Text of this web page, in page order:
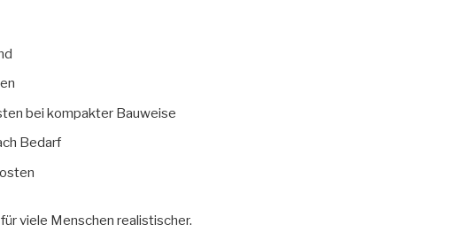
bei kompakter Bauweise
Bedarf
viele Menschen realistischer.